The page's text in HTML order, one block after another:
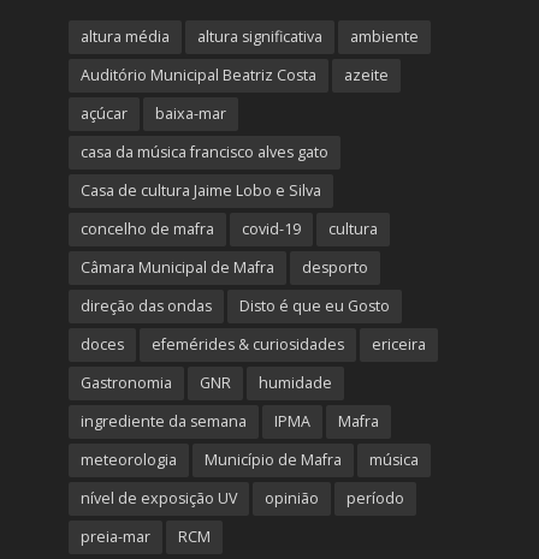
altura média altura significativa
ambiente
Auditório Municipal Beatriz Costa
azeite
açúcar
baixa-mar
casa da música francisco alves gato
Casa de cultura Jaime Lobo e Silva
concelho de mafra
covid-19
cultura
Câmara Municipal de Mafra
desporto
direção das ondas
Disto é que eu Gosto
doces
efemérides & curiosidades
ericeira
Gastronomia
GNR
humidade
ingrediente da semana
IPMA
Mafra
meteorologia
Município de Mafra
música
nível de exposição UV
opinião
período
preia-mar
RCM